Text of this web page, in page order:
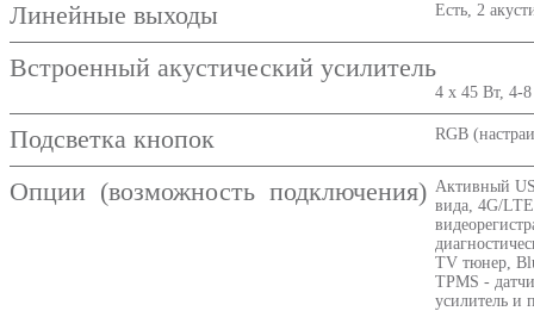
Линейные выходы Есть, 2
Встроенный акустический усилитель
4 х 45 Вт, 4-
Подсветка кнопок RGB
Опции (возможность подключения) Активный
вида, 4G/
TV тюнер,
TPMS -
усилитель и